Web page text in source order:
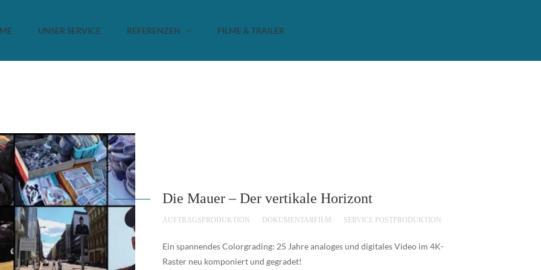
UNSER SERVICE REFERENZEN FILME & TRAILER
Die Mauer – Der vertikale Horizont
AUFTRAGSPRODUKTION DOKUMENTARFILM SERVICE POSTPRODUKTION
Ein spannendes Colorgrading: 25 Jahre analoges und digitales Video im 4K-
Raster neu komponiert und gegradet!